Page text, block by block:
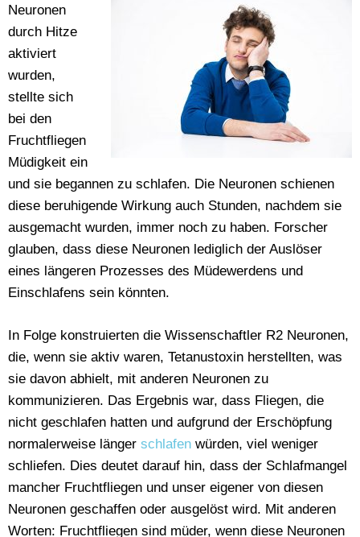
Neuronen
durch Hitze
aktiviert
wurden,
stellte sich
bei den
Fruchtfliegen
Müdigkeit ein
und sie begannen zu schlafen. Die Neuronen schienen
diese beruhigende Wirkung auch Stunden, nachdem sie
ausgemacht wurden, immer noch zu haben. Forscher
glauben, dass diese Neuronen lediglich der Auslöser
eines längeren Prozesses des Müdewerdens und
Einschlafens sein könnten.
In Folge konstruierten die Wissenschaftler R2 Neuronen,
die, wenn sie aktiv waren, Tetanustoxin herstellten, was
sie davon abhielt, mit anderen Neuronen zu
kommunizieren. Das Ergebnis war, dass Fliegen, die
nicht geschlafen hatten und aufgrund der Erschöpfung
normalerweise länger schlafen würden, viel weniger
schliefen. Dies deutet darauf hin, dass der Schlafmangel
mancher Fruchtfliegen und unser eigener von diesen
Neuronen geschaffen oder ausgelöst wird. Mit anderen
Worten: Fruchtfliegen sind müder, wenn diese Neuronen